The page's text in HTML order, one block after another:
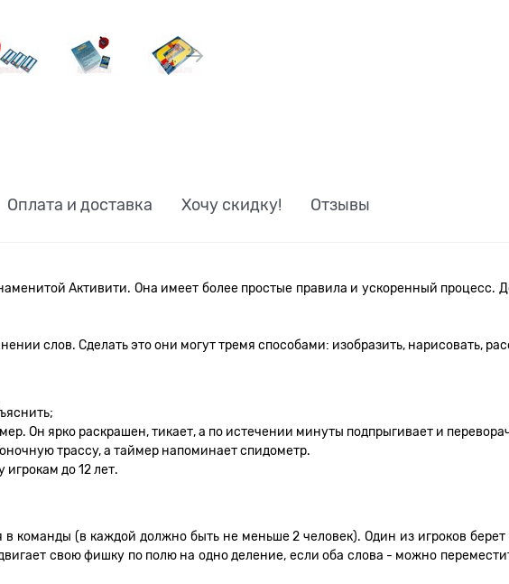
Оплата и доставка Хочу скидку! Отзывы
Активити. Она имеет более простые правила и ускоренный процесс.
слов. Сделать это они могут тремя способами: изобразить, нарисовать,
Он ярко раскрашен, тикает, а по истечении минуты подпрыгивает и
трассу, а таймер напоминает спидометр.
игрокам до 12 лет.
команды (в каждой должно быть не меньше 2 человек). Один из игроков
свою фишку по полю на одно деление, если оба слова - можно